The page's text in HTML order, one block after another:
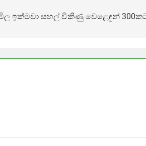
ඉක්මවා සහල් විකිණු වෙළෙඳුන්